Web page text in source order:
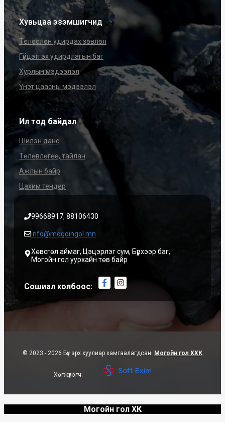
Хувьцаа эзэмшигчид
Төлөөлөн удирдах зөвлөл
Гүйцэтгэх удирдлагын баг
Хурлын мэдээлэл
Үнэт цаасны мэдээлэл
Ил тод байдал
Шилэн данс
Төлөвлөгөө, тайлан
Ажлын байр
Цахим тендер
99668917, 88106430
info@mogoingol.mn
Хөвсгөл аймаг, Цэцэрлэг сум, Бүрхээр баг,
Могойн гол уурхайн төв байр
Сошиал холбоос:
© 2023 - 2026 Бүх эрх хуулиар хамгаалагдсан. Могойн гол ХХК
Хөгжүүлэгч:
Могойн гол ХК